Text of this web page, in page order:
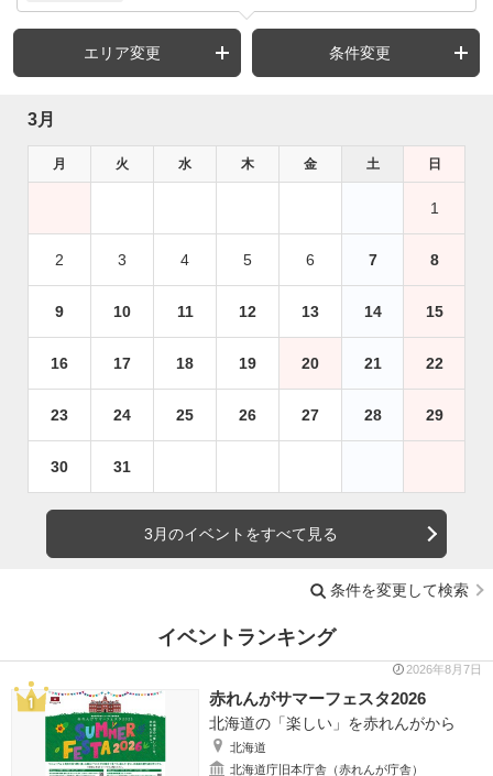
エリア変更 条件変更
3月
月 火 水 木 金 土 日
1
2 3 4 5 6 7 8
9 10 11 12 13 14 15
16 17 18 19 20 21 22
23 24 25 26 27 28 29
30 31
3月のイベントをすべて見る
条件を変更して検索
イベントランキング
2026年8月7日
赤れんがサマーフェスタ2026
北海道の「楽しい」を赤れんがから
北海道
北海道庁旧本庁舎（赤れんが庁舎）